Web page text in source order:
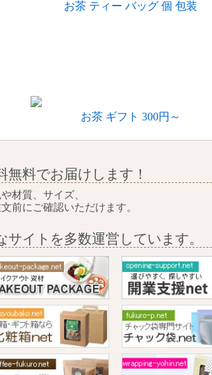
お茶 ティー バッグ 個 包装
お茶 ギフト 300円～
無料でお届けします！
材質、サイズ、
前に ご確認いただけます。
イトを多数運営しています。